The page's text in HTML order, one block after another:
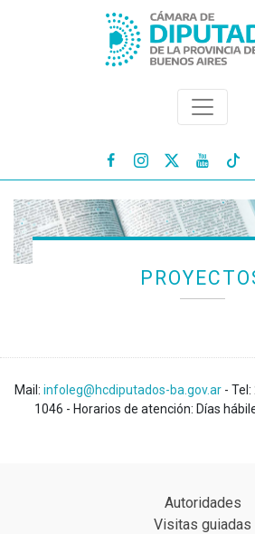
 
Mail: infoleg@hcdiputados-ba.gov.ar -
1046 - Horarios de atención: Días
Autoridades
Visitas guiadas